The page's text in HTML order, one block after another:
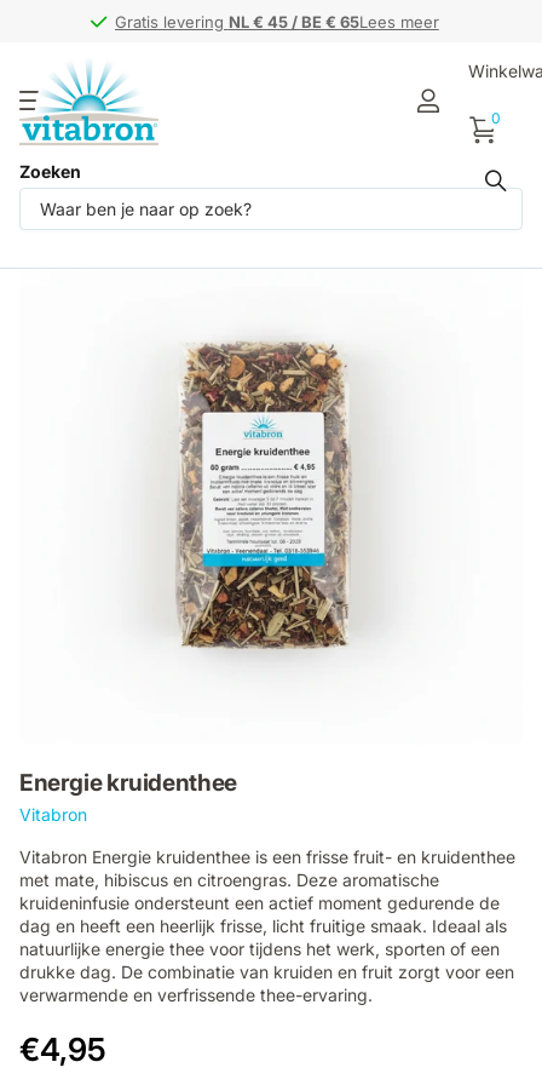
Gratis levering NL € 45 / BE € 65Lees meer
Gratis levering NL € 45 / BE € 65
Zoeken
0
Energie kruidenthee
Vitabron
Vitabron Energie kruidenthee is een frisse fruit- en kruidenthee
met mate, hibiscus en citroengras. Deze aromatische
kruideninfusie ondersteunt een actief moment gedurende de
dag en heeft een heerlijk frisse, licht fruitige smaak. Ideaal als
natuurlijke energie thee voor tijdens het werk, sporten of een
drukke dag. De combinatie van kruiden en fruit zorgt voor een
verwarmende en verfrissende thee-ervaring.
€4,95